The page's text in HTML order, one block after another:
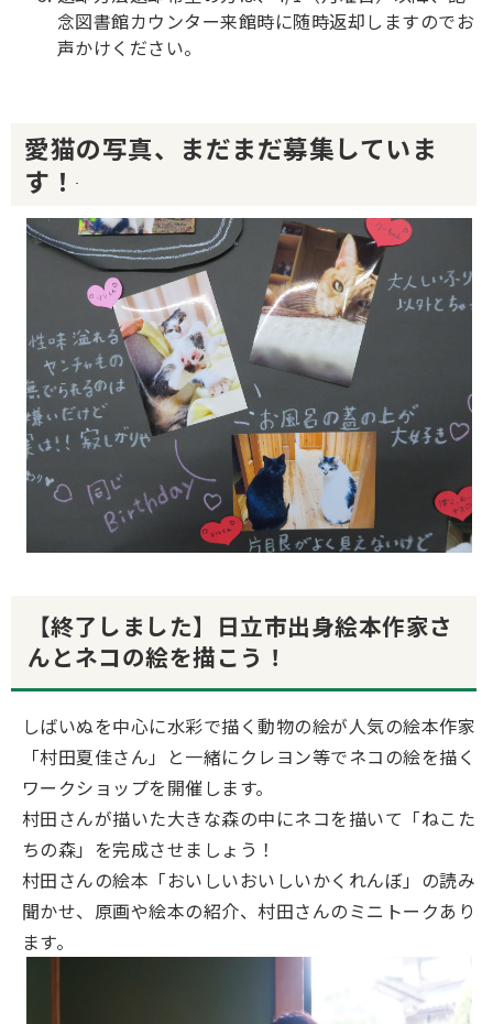
念図書館カウンター来館時に随時返却しますのでお
声かけください。
愛猫の写真、まだまだ募集していま
す！
【終了しました】日立市出身絵本作家さ
んとネコの絵を描こう！
しばいぬを中心に水彩で描く動物の絵が人気の絵本作家
「村田夏佳さん」と一緒にクレヨン等でネコの絵を描く
ワークショップを開催します。
村田さんが描いた大きな森の中にネコを描いて「ねこた
ちの森」を完成させましょう！
村田さんの絵本「おいしいおいしいかくれんぼ」の読み
聞かせ、原画や絵本の紹介、村田さんのミニトークあり
ます。